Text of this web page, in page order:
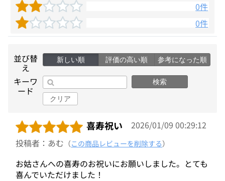
0件
0件
並び替
え
新しい順 評価の高い順 参考になった順
キーワ
ード
検索
クリア
喜寿祝い
2026/01/09 00:29:12
投稿者：あむ （この商品レビューを削除する）
お姑さんへの喜寿のお祝いにお願いしました。とても
喜んでいただけました！